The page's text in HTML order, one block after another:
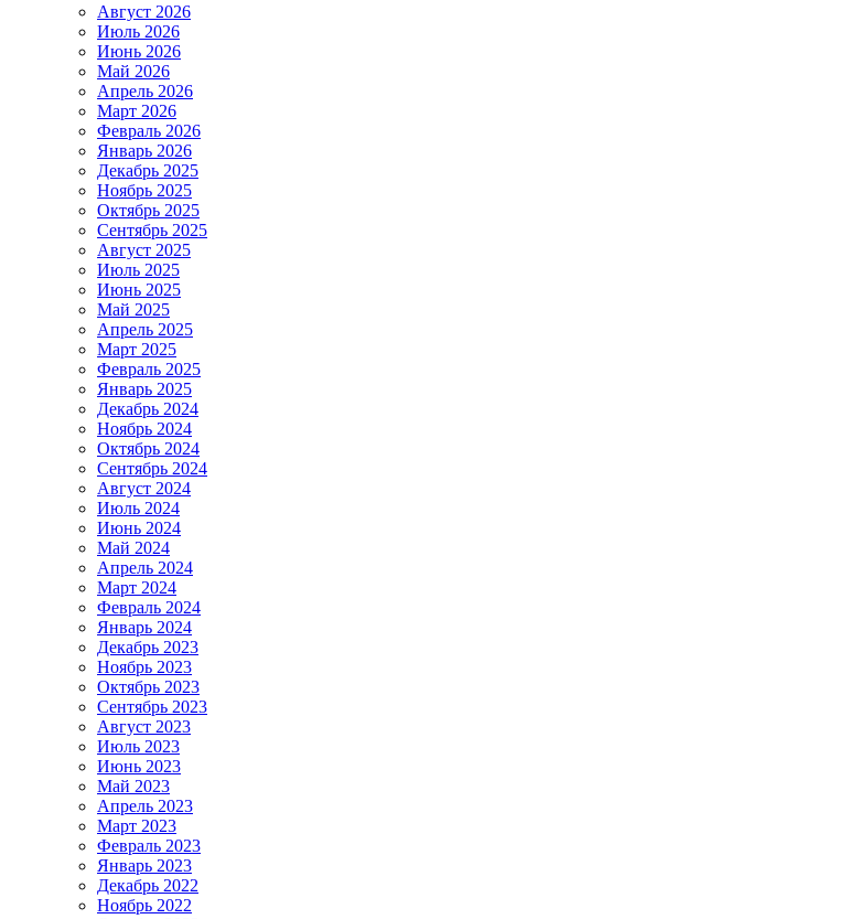
Август 2026
Июль 2026
Июнь 2026
Май 2026
Апрель 2026
Март 2026
Февраль 2026
Январь 2026
Декабрь 2025
Ноябрь 2025
Октябрь 2025
Сентябрь 2025
Август 2025
Июль 2025
Июнь 2025
Май 2025
Апрель 2025
Март 2025
Февраль 2025
Январь 2025
Декабрь 2024
Ноябрь 2024
Октябрь 2024
Сентябрь 2024
Август 2024
Июль 2024
Июнь 2024
Май 2024
Апрель 2024
Март 2024
Февраль 2024
Январь 2024
Декабрь 2023
Ноябрь 2023
Октябрь 2023
Сентябрь 2023
Август 2023
Июль 2023
Июнь 2023
Май 2023
Апрель 2023
Март 2023
Февраль 2023
Январь 2023
Декабрь 2022
Ноябрь 2022